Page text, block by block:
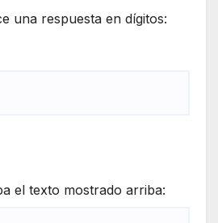
una respuesta en dígitos:
el texto mostrado arriba: